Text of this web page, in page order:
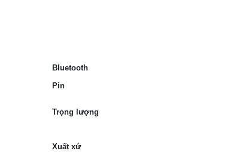
Bluetooth
Pin
Trọng lượng
Xuất xứ